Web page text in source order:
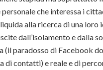
che interessa i
alla ricerca di una loro
dall’isolamento e dalla
(il paradosso di Facebook
di contatti) e reale e di